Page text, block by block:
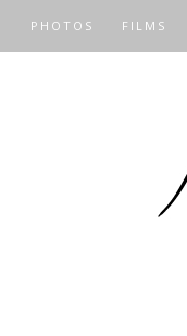
PHOTOS FILMS